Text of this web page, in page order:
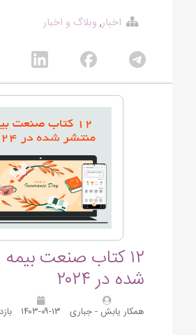
اخبار, وبلاگ و اخبار
۱۲ کتاب صنعت
شده در ۲۰۲۴
همکار یابش - جباری ۱۴۰۳-۰۹-۱۳